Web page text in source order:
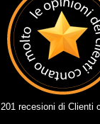
201 recesioni di Clienti